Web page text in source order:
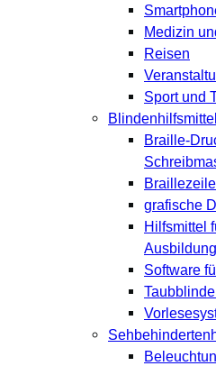
Medizin
Reisen
Sport und
Blindenhilfsmittel
Braille-
grafische
Hilfsmittel
Software